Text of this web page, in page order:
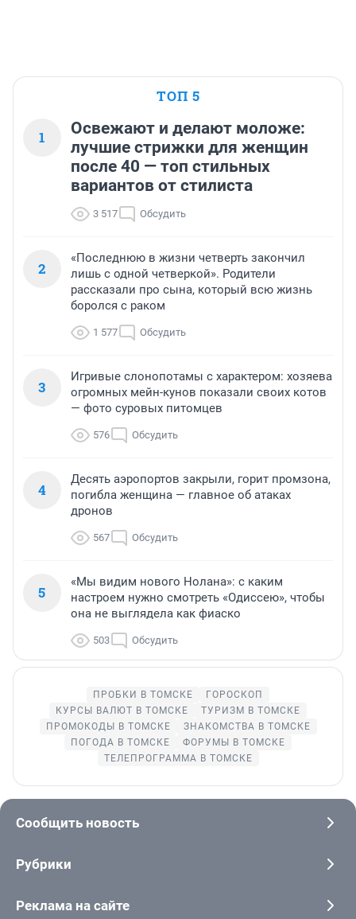
ТОП 5
1
Освежают и делают моложе:
лучшие стрижки для женщин
после 40 — топ стильных
вариантов от стилиста
3 517 Обсудить
2
«Последнюю в жизни четверть закончил
лишь с одной четверкой». Родители
рассказали про сына, который всю жизнь
боролся с раком
1 577 Обсудить
3
Игривые слонопотамы с характером: хозяева
огромных мейн-кунов показали своих котов
— фото суровых питомцев
576 Обсудить
4
Десять аэропортов закрыли, горит промзона,
погибла женщина — главное об атаках
дронов
567 Обсудить
5
«Мы видим нового Нолана»: с каким
настроем нужно смотреть «Одиссею», чтобы
она не выглядела как фиаско
503 Обсудить
ПРОБКИ В ТОМСКЕ
ГОРОСКОП
КУРСЫ ВАЛЮТ В ТОМСКЕ
ТУРИЗМ В ТОМСКЕ
ПРОМОКОДЫ В ТОМСКЕ
ЗНАКОМСТВА В ТОМСКЕ
ПОГОДА В ТОМСКЕ
ФОРУМЫ В ТОМСКЕ
ТЕЛЕПРОГРАММА В ТОМСКЕ
Сообщить новость
Рубрики
Реклама на сайте